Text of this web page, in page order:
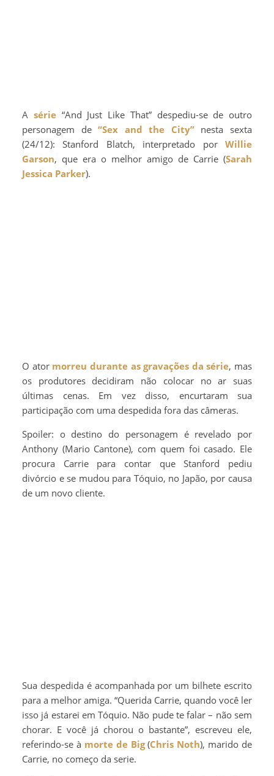
série“And Just Like That” despediu-se de outro
personagem de“Sex and the City”nesta sexta
(24/12): Stanford Blatch, interpretado por Willie
Garson, que era o melhor amigo de Carrie (Sarah
Jessica Parker).
O ator morreu durante as gravações da série, mas
os produtores decidiram não colocar no ar suas
últimas cenas. Em vez disso, encurtaram sua
participação com uma despedida fora das câmeras.
Spoiler: o destino do personagem é revelado por
Anthony (Mario Cantone), com quem foi casado. Ele
procura Carrie para contar que Stanford pediu
divórcio e se mudou para Tóquio, no Japão, por causa
de um novo cliente.
Sua despedida é acompanhada por um bilhete escrito
para a melhor amiga. “Querida Carrie, quando você ler
isso já estarei em Tóquio. Não pude te falar – não sem
chorar. E você já chorou o bastante”, escreveu ele,
referindo-se à morte de Big(Chris Noth), marido de
Carrie, no começo da serie.